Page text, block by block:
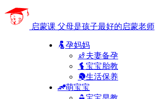
启蒙课 父母是孩子最好的启蒙老师
孕妈妈
夫妻备孕
宝宝胎教
生活保养
萌宝宝